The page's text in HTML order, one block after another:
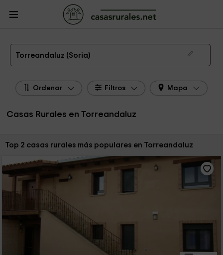
Casas Rurales
Rurales Soria
Casas Rurales Torreandaluz
Las 2 mejores casas rurales en Torreandaluz de 2026
Torreandaluz (Soria)
Ordenar Filtros Mapa
Casas Rurales en Torreandaluz
Ordenar por:
Top 2 casas rurales más populares en Torreandaluz